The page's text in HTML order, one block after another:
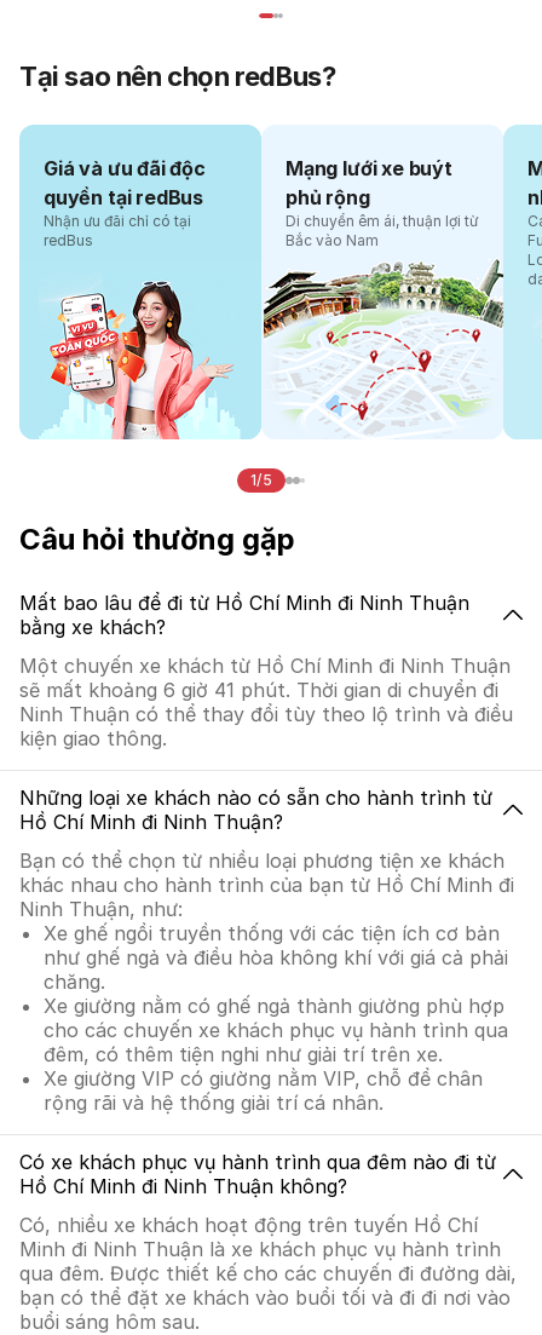
Tại sao nên chọn redBus?
Giá và ưu đãi độc
quyền tại redBus
Nhận ưu đãi chỉ có tại
redBus
Mạng lưới xe buýt
phủ rộng
Di chuyển êm ái, thuận lợi từ
Bắc vào Nam
1/5
Câu hỏi thường gặp
Mất bao lâu để đi từ Hồ Chí Minh đi Ninh Thuận
bằng xe khách?
Một chuyến xe khách từ Hồ Chí Minh đi Ninh Thuận
sẽ mất khoảng 6 giờ 41 phút. Thời gian di chuyển đi
Ninh Thuận có thể thay đổi tùy theo lộ trình và điều
kiện giao thông.
Những loại xe khách nào có sẵn cho hành trình từ
Hồ Chí Minh đi Ninh Thuận?
Bạn có thể chọn từ nhiều loại phương tiện xe khách
khác nhau cho hành trình của bạn từ Hồ Chí Minh đi
Ninh Thuận, như:
Xe ghế ngồi truyền thống với các tiện ích cơ bản
như ghế ngả và điều hòa không khí với giá cả phải
chăng.
Xe giường nằm có ghế ngả thành giường phù hợp
cho các chuyến xe khách phục vụ hành trình qua
đêm, có thêm tiện nghi như giải trí trên xe.
Xe giường VIP có giường nằm VIP, chỗ để chân
rộng rãi và hệ thống giải trí cá nhân.
Có xe khách phục vụ hành trình qua đêm nào đi từ
Hồ Chí Minh đi Ninh Thuận không?
Có, nhiều xe khách hoạt động trên tuyến Hồ Chí
Minh đi Ninh Thuận là xe khách phục vụ hành trình
qua đêm. Được thiết kế cho các chuyến đi đường dài,
bạn có thể đặt xe khách vào buổi tối và đi đi nơi vào
buổi sáng hôm sau.